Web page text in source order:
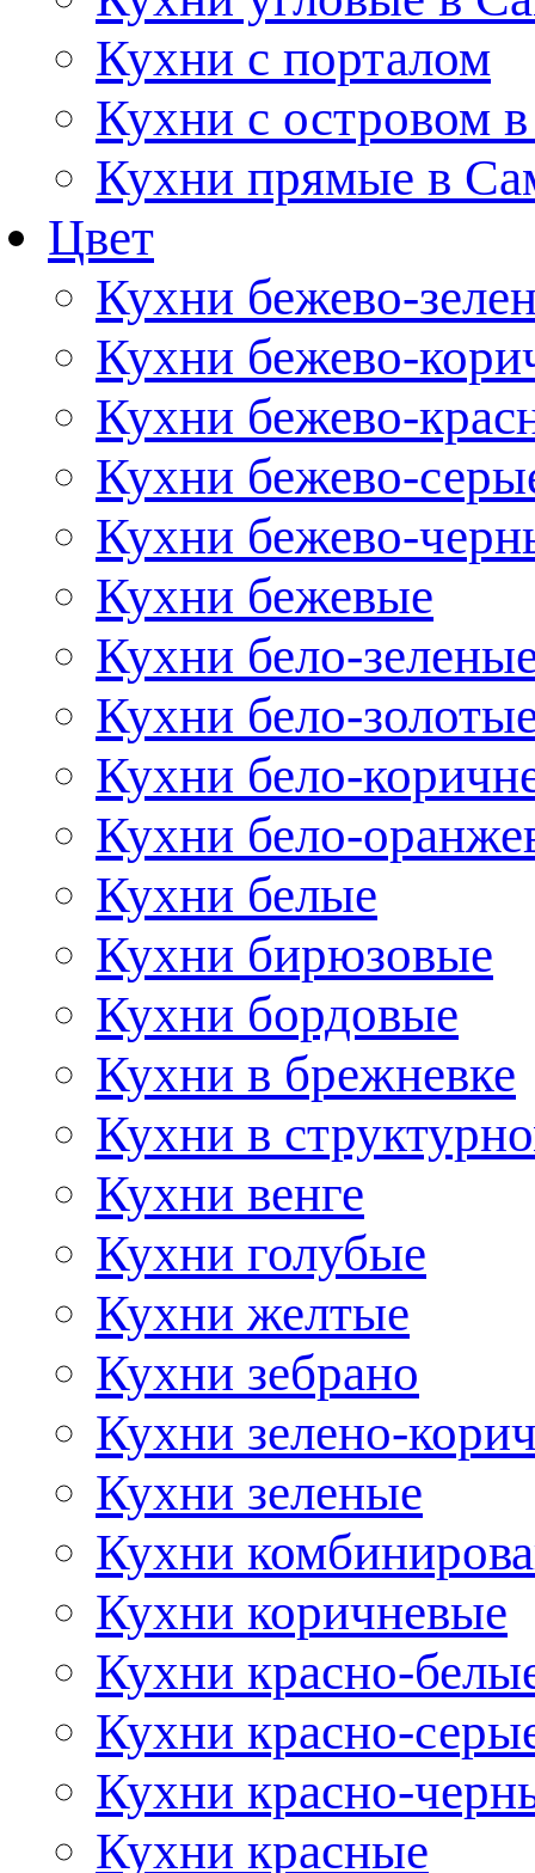
Кухни с порталом
Кухни с островом
Кухни прямые в
Цвет
Кухни бежево-
Кухни бежево-
Кухни бежево-
Кухни бежево-
Кухни бежево-
Кухни бежевые
Кухни бело-
Кухни бело-
Кухни бело-
Кухни бело-
Кухни белые
Кухни бирюзовые
Кухни бордовые
Кухни в брежневке
Кухни в
Кухни венге
Кухни голубые
Кухни желтые
Кухни зебрано
Кухни зелено-
Кухни зеленые
Кухни
Кухни коричневые
Кухни красно-
Кухни красно-
Кухни красно-
Кухни красные